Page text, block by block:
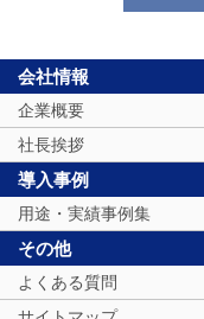
会社情報
企業概要
社長挨拶
導入事例
用途・実績事例集
その他
よくある質問